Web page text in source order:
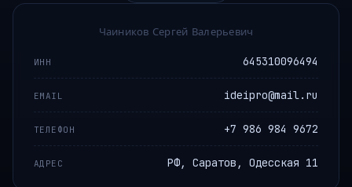
Чаиников Сергей Валерьевич
ИНН 645310096494
EMAIL ideipro@mail.ru
ТЕЛЕФОН +7 986 984 9672
АДРЕС РФ, Саратов, Одесская 11